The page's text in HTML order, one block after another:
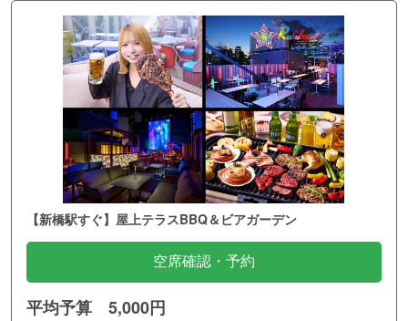
【新橋駅すぐ】屋上テラスBBQ＆ビアガーデン
空席確認・予約
平均予算 5,000円